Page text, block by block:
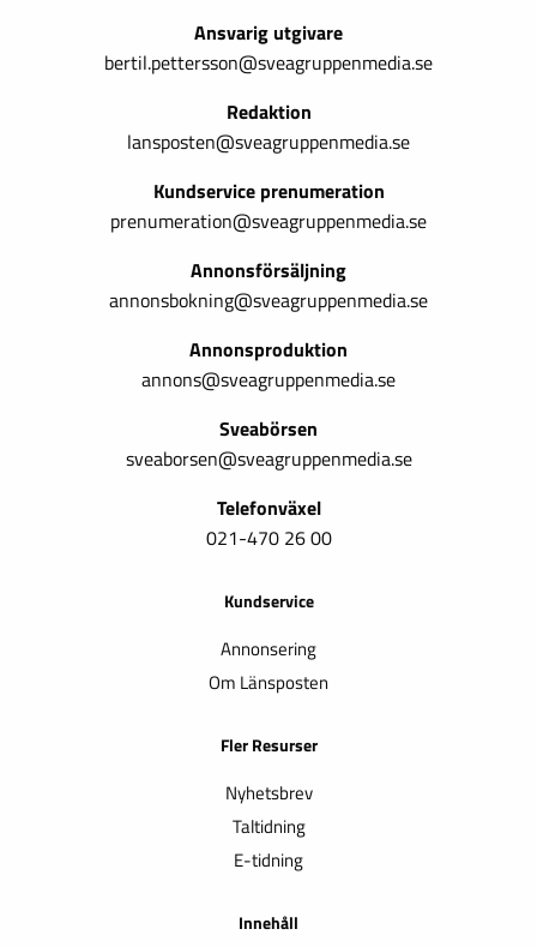
Ansvarig utgivare
bertil.pettersson@sveagruppenmedia.se
Redaktion
lansposten@sveagruppenmedia.se
Kundservice prenumeration
prenumeration@sveagruppenmedia.se
Annonsförsäljning
annonsbokning@sveagruppenmedia.se
Annonsproduktion
annons@sveagruppenmedia.se
Sveabörsen
sveaborsen@sveagruppenmedia.se
Telefonväxel
021-470 26 00
Kundservice
Annonsering
Om Länsposten
Fler Resurser
Nyhetsbrev
Taltidning
E-tidning
Innehåll